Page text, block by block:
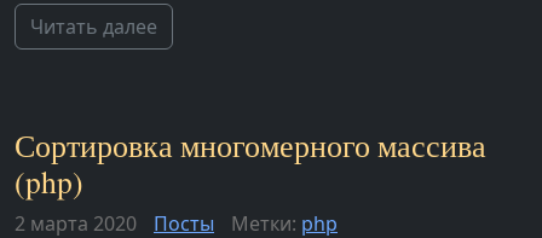
Читать далее
Сортировка многомерного массива
(php)
2 марта 2020 Посты Метки: php